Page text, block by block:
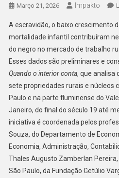
Março 21, 2026 Impakto
A escravidão, o baixo crescimento
mortalidade infantil contribuíram
do negro no mercado de trabalho
Esses dados são preliminares e
Quando o interior conta, que analisa
sete propriedades rurais e núcleos
Paulo e na parte fluminense do
Janeiro, do final do século 19 até
iniciativa é coordenada pelos
Souza, do Departamento de
Economia, Administração,
Thales Augusto Zamberlan
São Paulo, da Fundação Getúlio